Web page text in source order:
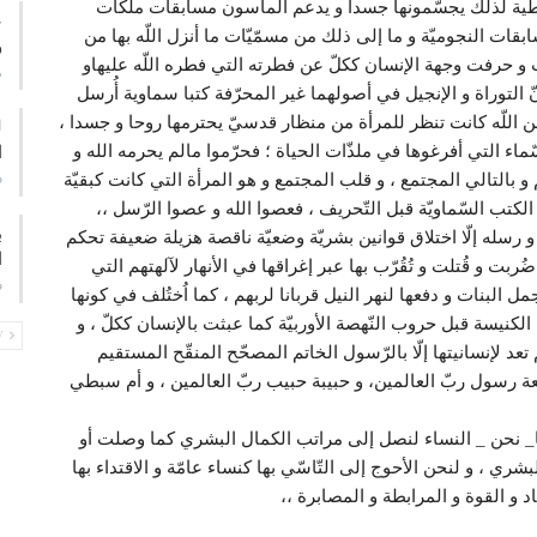
لذلك يجسّمونها جسدا و يدعم الماسون مسابقات ملكات
النجوميّة و ما إلى ذلك من مسمّيّات ما أنزل اللّه بها من
حرفت وجهة الإنسان ككلّ عن فطرته التي فطره اللّه عليهاو
و الإنجيل في أصولهما غير المحرّفة كتبا سماوية أُرسل
كانت تنظر للمرأة من منظار قدسيّ يحترمها روحا و جسدا ،
التي أفرغوها في ملذّات الحياة ؛ فحرّموا مالم يحرمه الله و
و بالتالي المجتمع ، و قلب المجتمع و هو المرأة التي كانت كبقيّة
السّماويّة قبل التّحريف ، فعصوا الله و عصوا الرّسل ،،
إلّا اختلاق قوانين بشريّة وضعيّة ناقصة هزيلة ضعيفة تحكم
و قُتلت و تُقُرّب بها عبر إغراقها في الأنهار لآلهتهم التي
البنات و دفعها لنهر النيل قربانا لربهم ، كما اُختُلف في كونها
قبل حروب النّهصة الأوربيّة كما عبثت بالإنسان ككلّ ، و
إلّا بالرّسول الخاتم المصحّح المنقّح المستقيم
رسول ربّ العالمين، و حبيبة حبيب ربّ العالمين ، و أم سبطي
نحن _ النساء لنصل إلى مراتب الكمال البشري كما وصلت أو
، و لنحن الأحوج إلى التّاسّي بها كنساء عامّة و الاقتداء بها
القوة و المرابطة و المصابرة ،،